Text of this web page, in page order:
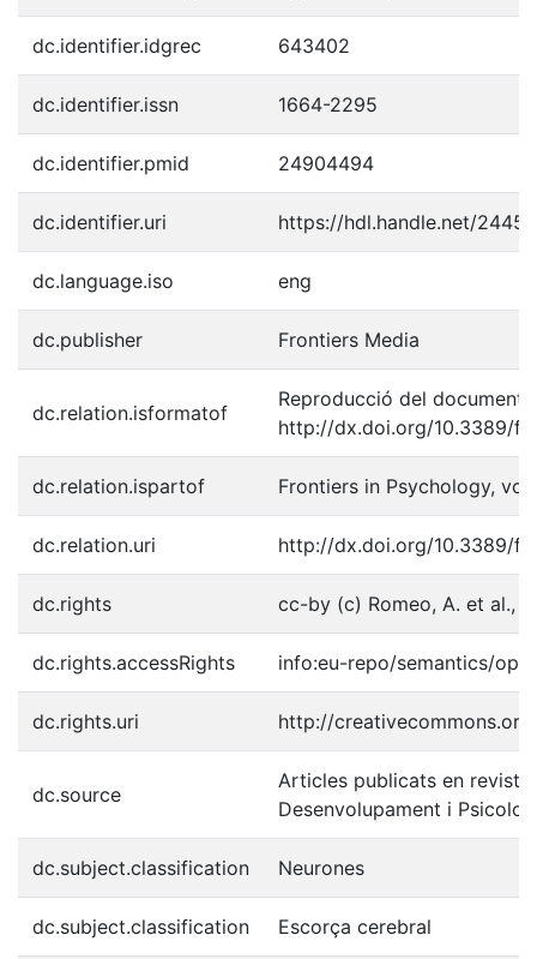
dc.identifier.idgrec 643402
dc.identifier.issn 1664-2295
dc.identifier.pmid 24904494
dc.identifier.uri https://hdl.handle.net/
dc.language.iso eng
dc.publisher Frontiers Media
dc.relation.isformatof
Reproducció del document
http://dx.doi.org/10.3389/
dc.relation.ispartof Frontiers in Psychology,
dc.relation.uri http://dx.doi.org/10.3389/
dc.rights cc-by (c) Romeo, A. et al.,
dc.rights.accessRights info:eu-repo/semantics/
dc.rights.uri http://
dc.source
Articles publicats en
Desenvolupament i
dc.subject.classification Neurones
dc.subject.classification Escorça cerebral